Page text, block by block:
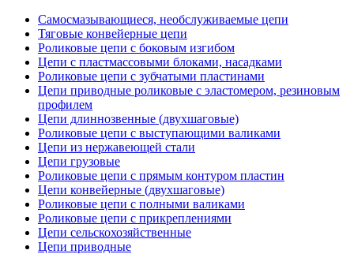
Самосмазывающиеся, необслуживаемые цепи
Тяговые конвейерные цепи
Роликовые цепи с боковым изгибом
Цепи с пластмассовыми блоками, насадками
Роликовые цепи с зубчатыми пластинами
Цепи приводные роликовые с эластомером, резиновым
профилем
Цепи длиннозвенные (двухшаговые)
Роликовые цепи с выступающими валиками
Цепи из нержавеющей стали
Цепи грузовые
Роликовые цепи с прямым контуром пластин
Цепи конвейерные (двухшаговые)
Роликовые цепи с полными валиками
Роликовые цепи с прикреплениями
Цепи сельскохозяйственные
Цепи приводные